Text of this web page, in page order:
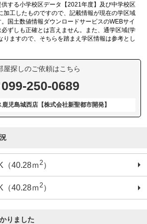
する小学校区データ【2021年度】及び中学校区
加工したものですので、記載情報が現在の学区域
国土数値情報ダウンロードサービスのWEBサイ
必ずしも正確とは言えません。また、通学区域(学
りますので、そちらを踏まえ学区情報は参考とし
屋探しのご依頼はこちら
099-250-0689
児島城西店【株式会社新聖都市開発】
40.28ｍ2）
40.28ｍ2）
りました